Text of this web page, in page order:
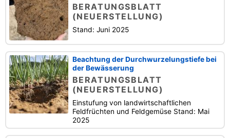
BERATUNGSBLATT
(NEUERSTELLUNG)
Stand: Juni 2025
Beachtung der Durchwurzelungstiefe bei
der Bewässerung
BERATUNGSBLATT
(NEUERSTELLUNG)
Einstufung von landwirtschaftlichen
Feldfrüchten und Feldgemüse Stand: Mai
2025